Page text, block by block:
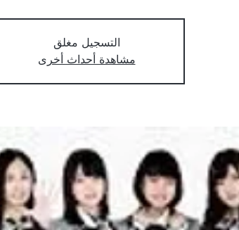
التسجيل مغلق
مشاهدة أحداث أخرى